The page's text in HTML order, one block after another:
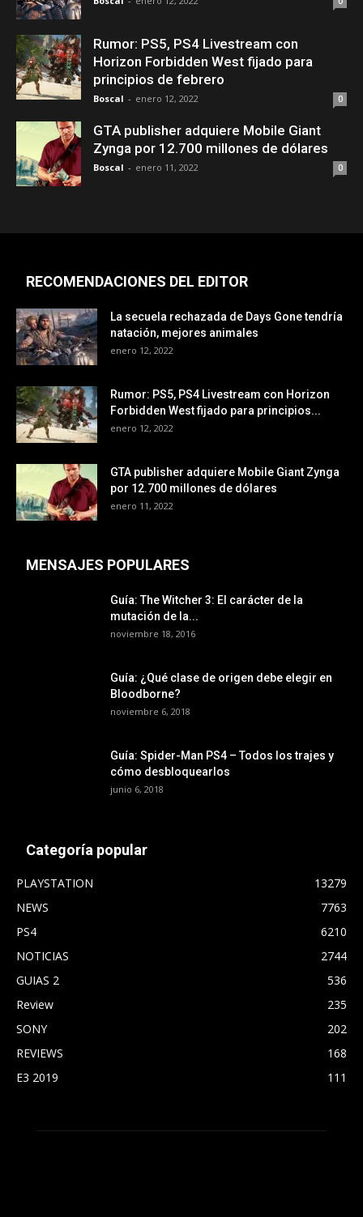
Rumor: PS5, PS4 Livestream con
Horizon Forbidden West fijado para
principios de febrero
Boscal - enero 12, 2022 0
GTA publisher adquiere Mobile Giant
Zynga por 12.700 millones de dólares
Boscal - enero 11, 2022 0
RECOMENDACIONES DEL EDITOR
La secuela rechazada de Days Gone tendría
natación, mejores animales
enero 12, 2022
Rumor: PS5, PS4 Livestream con Horizon
Forbidden West fijado para principios...
enero 12, 2022
GTA publisher adquiere Mobile Giant Zynga
por 12.700 millones de dólares
enero 11, 2022
MENSAJES POPULARES
Guía: The Witcher 3: El carácter de la
mutación de la...
noviembre 18, 2016
Guía: ¿Qué clase de origen debe elegir en
Bloodborne?
noviembre 6, 2018
Guía: Spider-Man PS4 – Todos los trajes y
cómo desbloquearlos
junio 6, 2018
Categoría popular
PLAYSTATION
13279
NEWS
7763
PS4
6210
NOTICIAS
2744
GUIAS 2
536
Review
235
SONY
202
REVIEWS
168
E3 2019
111